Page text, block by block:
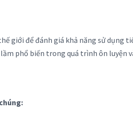
giới để đánh giá khả năng sử dụng
phổ biến trong quá trình ôn luyện